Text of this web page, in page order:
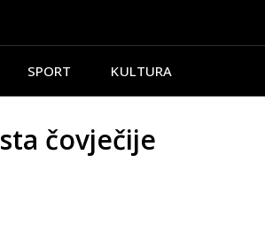
SPORT KULTURA
čovječije